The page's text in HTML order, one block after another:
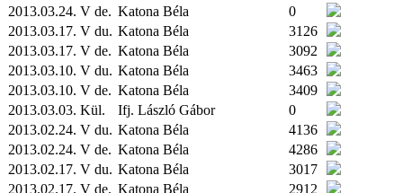
2013.03.24. V de. Katona Béla
0
2013.03.17. V du. Katona Béla
3126
2013.03.17. V de. Katona Béla
3092
2013.03.10. V du. Katona Béla
3463
2013.03.10. V de. Katona Béla
3409
2013.03.03. Kül. Ifj. László Gábor
0
2013.02.24. V du. Katona Béla
4136
2013.02.24. V de. Katona Béla
4286
2013.02.17. V du. Katona Béla
3017
2013.02.17. V de. Katona Béla
2912